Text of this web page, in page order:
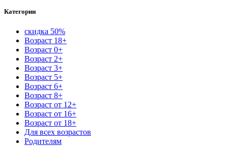
Категории
скидка 50%
Возраст 18+
Возраст 0+
Возраст 2+
Возраст 3+
Возраст 5+
Возраст 6+
Возраст 8+
Возраст от 12+
Возраст от 16+
Возраст от 18+
Для всех возрастов
Родителям